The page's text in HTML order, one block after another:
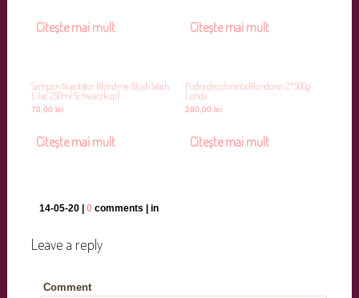
Citește mai mult Citește mai mult
Sampon Nuantator Blondme Blush Wash
Lilac 250ml Schwarzkopf
70,00 lei
Citește mai mult
Pudra decoloranta Blondoran 2*500g
Londa
280,00lei
Citește mai mult
14-05-20 | 0 comments | in
Leave a reply
Comment